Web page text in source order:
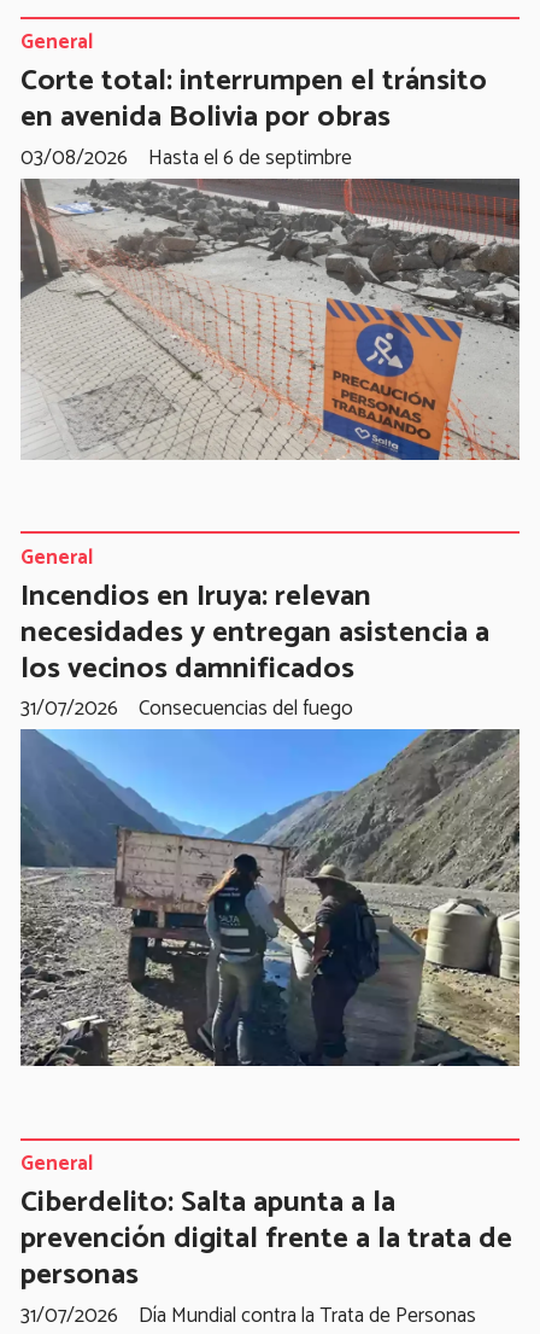
Corte total: interrumpen el tránsito
en avenida Bolivia por obras
Hasta el 6 de septimbre
General
03/08/2026
Incendios en Iruya: relevan
necesidades y entregan asistencia a
los vecinos damnificados
Consecuencias del fuego
General
31/07/2026
Ciberdelito: Salta apunta a la
prevención digital frente a la trata de
personas
Día Mundial contra la Trata de Personas
General
31/07/2026